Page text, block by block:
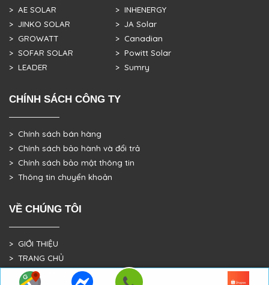
> AE SOLAR
> JINKO SOLAR
> GROWATT
> SOFAR SOLAR
> LEADER
> INHENERGY
> JA Solar
> Canadian
> Powitt Solar
> Sumry
CHÍNH SÁCH CÔNG TY
> Chính sách bán hàng
> Chính sách bảo hành và đổi trả
> Chính sách bảo mật thông tin
> Thông tin chuyển khoản
VỀ CHÚNG TÔI
> GIỚI THIỆU
> TRANG CHỦ
> DỰ ÁN THỰC TẾ